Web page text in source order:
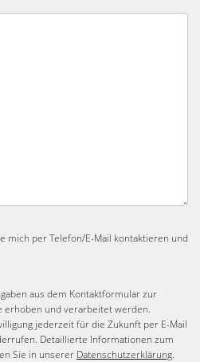
mich per Telefon/E-Mail kontaktieren und
aus dem Kontaktformular zur
erhoben und verarbeitet werden.
jederzeit für die Zukunft per E-Mail
Detaillierte Informationen zum
Sie in unserer Datenschutzerklärung.